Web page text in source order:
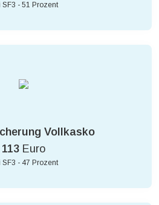
SF3 - 51 Prozent
Vollkasko
113 Euro
SF3 - 47 Prozent